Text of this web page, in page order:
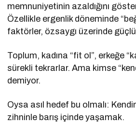
memnuniyetinin azaldığını
Özellikle ergenlik döneminde
faktörler, özsaygı üzerinde
Toplum, kadına “fit ol”, erkeğe
sürekli tekrarlar. Ama kimse
demiyor.
Oysa asıl hedef bu olmalı:
zihninle barış içinde yaşamak.